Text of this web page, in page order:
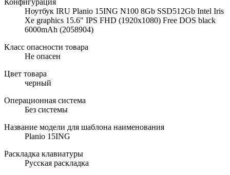
Ноутбук IRU Planio 15ING N100 8Gb SSD512Gb Intel Iris
Xe graphics 15.6" IPS FHD (1920x1080) Free DOS black
6000mAh (2058904)
Класс опасности товара
Не опасен
Цвет товара
черный
Операционная система
Без системы
Название модели для шаблона наименования
Planio 15ING
Раскладка клавиатуры
Русская раскладка